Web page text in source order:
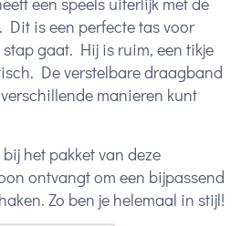
is een perfecte tas voor
gaat. Hij is ruim, een tikje
De verstelbare draagband
manieren kunt
het pakket van deze
ontvangt om een bijpassend
Zo ben je helemaal in stijl!